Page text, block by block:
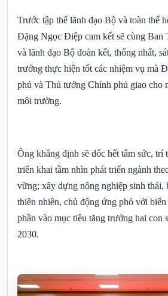
Trước tập thể lãnh đạo Bộ và toàn thể
Đặng Ngọc Điệp cam kết sẽ cùng
và lãnh đạo Bộ đoàn kết, thống nhất,
trưởng thực hiện tốt các nhiệm vụ mà
phủ và Thủ tướng Chính phủ giao cho
môi trường.
Ông khẳng định sẽ dốc hết tâm sức, trí
triển khai tầm nhìn phát triển ngành
vững; xây dựng nông nghiệp sinh thái,
thiên nhiên, chủ động ứng phó với
phần vào mục tiêu tăng trưởng hai con
2030.